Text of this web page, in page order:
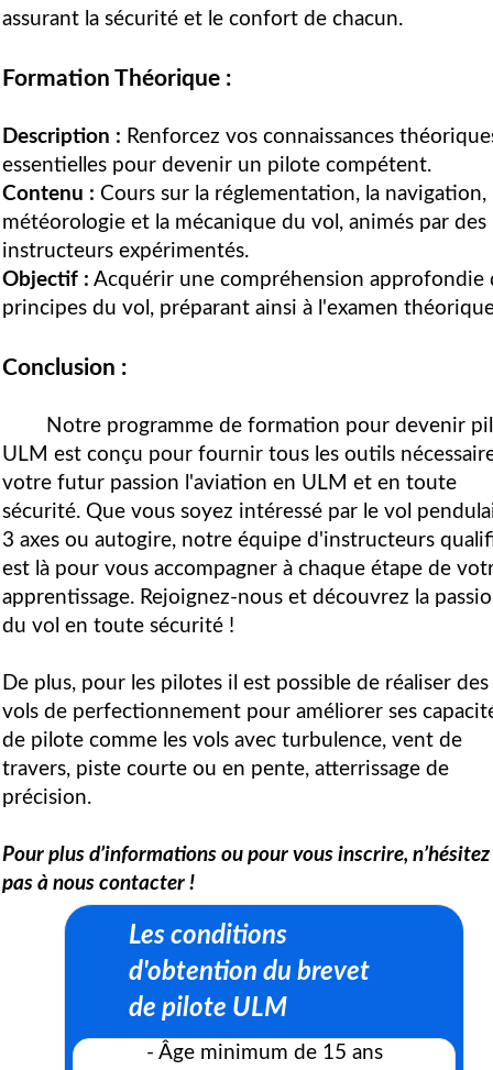
assurant la sécurité et le confort de chacun.
Formation Théorique :
Description : Renforcez vos connaissances
essentielles pour devenir un pilote compétent.
Contenu : Cours sur la réglementation, la navigation,
météorologie et la mécanique du vol, animés par des
instructeurs expérimentés.
Objectif : Acquérir une compréhension approfondie
principes du vol, préparant ainsi à l'examen
Conclusion :
Notre programme de formation pour devenir
ULM est conçu pour fournir tous les outils
votre futur passion l'aviation en ULM et en toute
sécurité. Que vous soyez intéressé par le vol
3 axes ou autogire, notre équipe d'instructeurs
est là pour vous accompagner à chaque étape de
apprentissage. Rejoignez-nous et découvrez la
du vol en toute sécurité !
De plus, pour les pilotes il est possible de réaliser des
vols de perfectionnement pour améliorer ses
de pilote comme les vols avec turbulence, vent de
travers, piste courte ou en pente, atterrissage de
précision.
Pour plus d’informations ou pour vous inscrire, n’hésitez
pas à nous contacter !
Les conditions
d'obtention du brevet
de pilote ULM
- Âge minimum de 15 ans